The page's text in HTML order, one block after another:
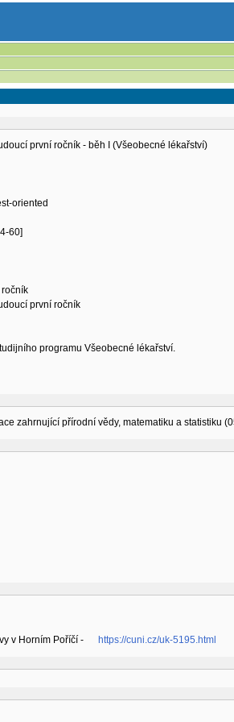
první ročník - běh I (Všeobecné lékařství)
oriented
60]
první ročník
programu Všeobecné lékařství.
zahrnující přírodní vědy, matematiku a statistiku
v Horním Poříčí - https://cuni.cz/uk-5195.html